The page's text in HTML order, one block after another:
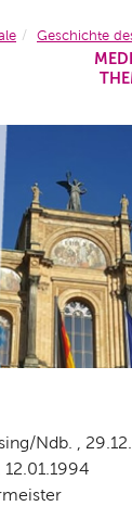
Geschichte
Ndb. ,
12.01.1994